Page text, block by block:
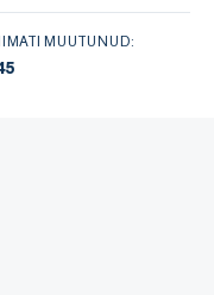
MUUTUNUD: